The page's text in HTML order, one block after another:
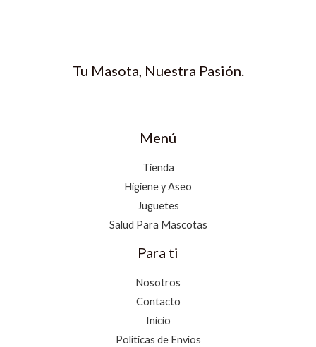
Tu Masota, Nuestra Pasión.
Menú
Tienda
Higiene y Aseo
Juguetes
Salud Para Mascotas
Para ti
Nosotros
Contacto
Inicio
Políticas de Envíos